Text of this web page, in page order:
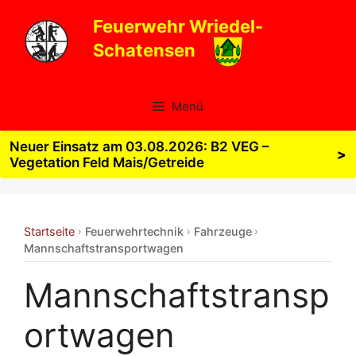
Inhalt
springen
Feuerwehr Wriedel-
Schatensen
Menü
Neuer Einsatz am 03.08.2026: B2 VEG –
Vegetation Feld Mais/Getreide
>
Startseite › Feuerwehrtechnik › Fahrzeuge ›
Mannschaftstransportwagen
Mannschaftstransp
ortwagen